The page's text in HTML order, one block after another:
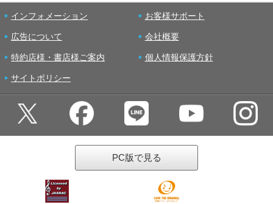
インフォメーション お客様サポート
広告について 会社概要
特約店様・書店様ご案内 個人情報保護方針
サイトポリシー
PC版で見る